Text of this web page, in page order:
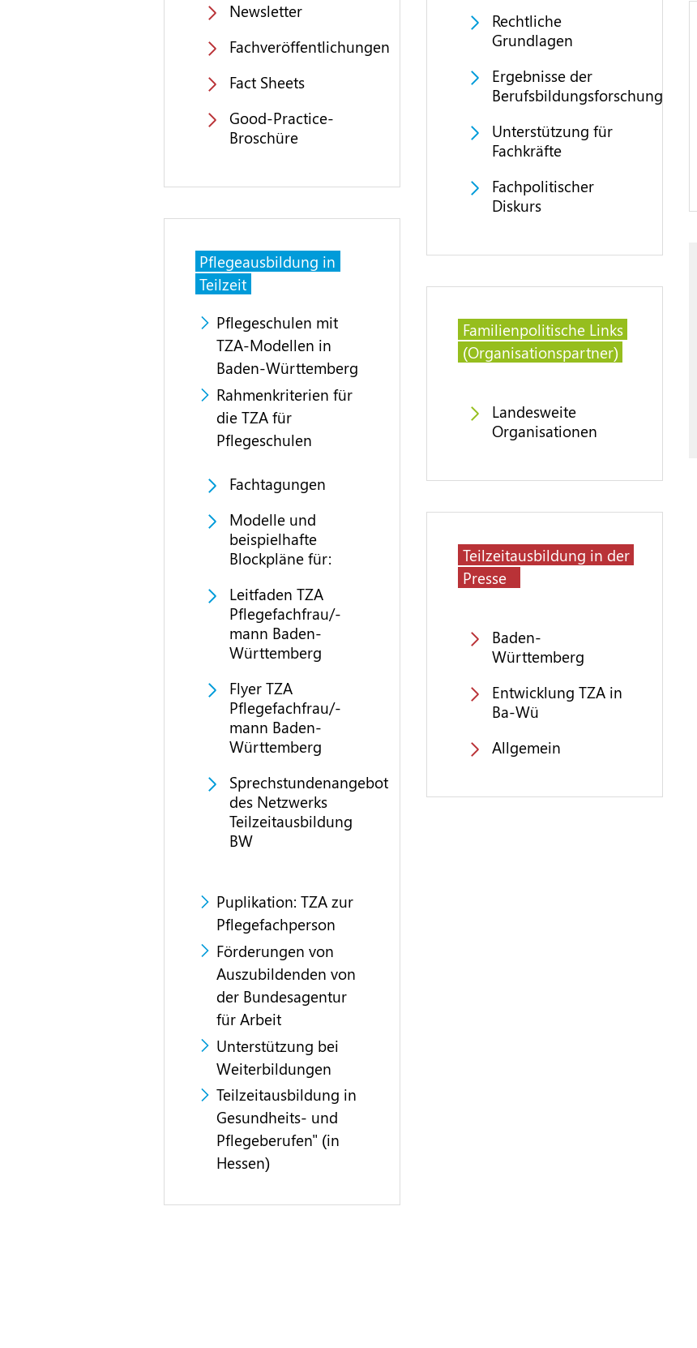
Newsletter
Fachveröffentlichungen
Fact Sheets
Good-Practice-
Broschüre
Pflegeausbildung in
Teilzeit
Pflegeschulen mit
TZA-Modellen in
Baden-Württemberg
Rahmenkriterien für
die TZA für
Pflegeschulen
Fachtagungen
Modelle und
beispielhafte
Blockpläne für:
Leitfaden TZA
Pflegefachfrau/-
mann Baden-
Württemberg
Flyer TZA
Pflegefachfrau/-
mann Baden-
Württemberg
Sprechstundenangebot
des Netzwerks
Teilzeitausbildung
BW
Puplikation: TZA zur
Pflegefachperson
Förderungen von
Auszubildenden von
der Bundesagentur
für Arbeit
Unterstützung bei
Weiterbildungen
Teilzeitausbildung in
Gesundheits- und
Pflegeberufen" (in
Hessen)
Rechtliche
Grundlagen
Ergebnisse der
Berufsbildungsforschung
Unterstützung für
Fachkräfte
Fachpolitischer
Diskurs
Familienpolitische Links
(Organisationspartner)
Landesweite
Organisationen
Teilzeitausbildung in der
Presse
Baden-
Württemberg
Entwicklung TZA in
Ba-Wü
Allgemein